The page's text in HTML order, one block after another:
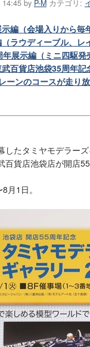
14:45 by P-M カテゴリ:
編（会場入りから毎
ラウディーブル、レ
年展示編（ミニ四駆発
百貨店池袋35周年記
ーンのコースが走り放
たタミヤモデラー
百貨店池袋店が開店
月1日。